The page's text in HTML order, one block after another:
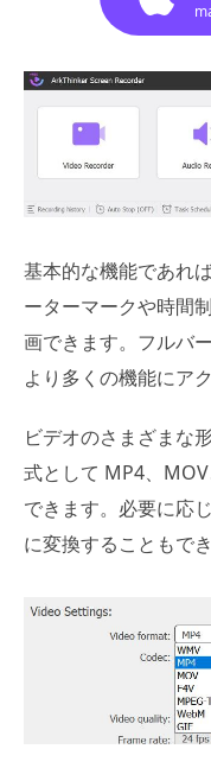
基本的な機能であれ
ーターマークや時間
画できます。フルバ
より多くの機能にア
ビデオのさまざまな
式として MP4、
できます。必要に応
に変換することもでき